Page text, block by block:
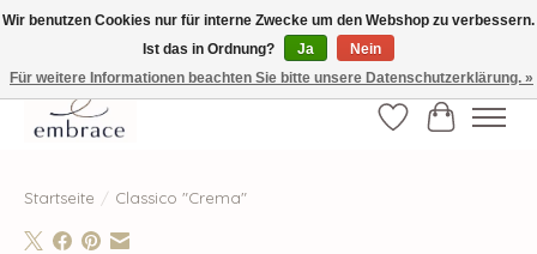
√ Versandkostenfrei ab € 40-, √ Made with Love and Happiness √Exklusiv und
nur hier im Onlineshop √high-quality & long-lasting fashion
Wunschzettel
Ihr
Startseite / Classico "Crema"
Wir benutzen Cookies nur für interne Zwecke um den Webshop zu verbessern.
Ist das in Ordnung?
Ja
Nein
Für weitere Informationen beachten Sie bitte unsere Datenschutzerklärung. »